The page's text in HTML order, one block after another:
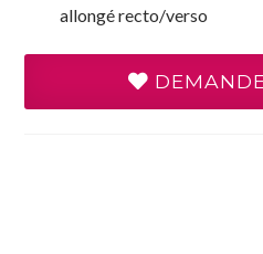
allongé recto/verso